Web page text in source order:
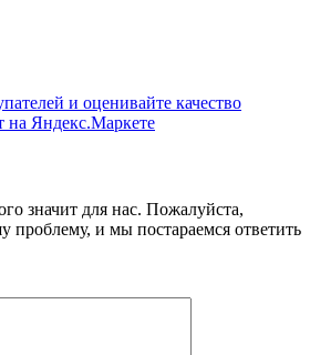
значит для нас. Пожалуйста,
проблему, и мы постараемся ответить